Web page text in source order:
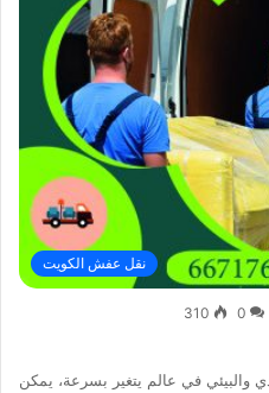
نقل عفش الكويت
0
310
والبيئي في عالم يتغير بسرعة، يمكن